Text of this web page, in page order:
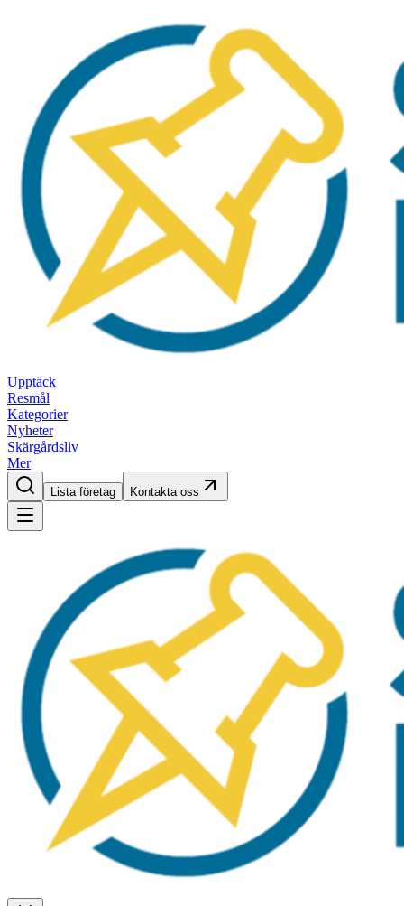
Upptäck
Resmål
Kategorier
Nyheter
Skärgårdsliv
Mer
Lista företag Kontakta oss